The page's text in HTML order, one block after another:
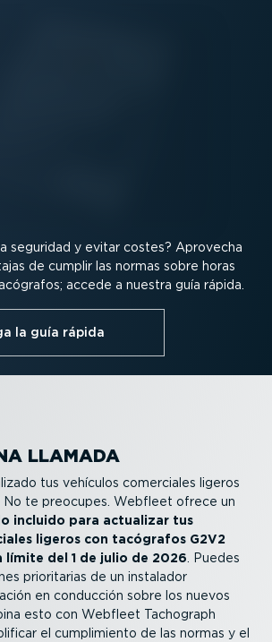
seguridad y evitar costes? Aprovecha
de cumplir las normas sobre horas
accede a nuestra guía rápida.
la guía rápida
LLAMADA
tus vehículos comerciales ligeros
No te preocupes. Webfleet ofrece un
incluido para actualizar tus
ligeros con tacógrafos G2V2
límite del 1 de julio de 2026. Puedes
priori­tarias de un instalador
en conducción sobre los nuevos
esto con Webfleet Tachograph
el cumpli­miento de las normas y el